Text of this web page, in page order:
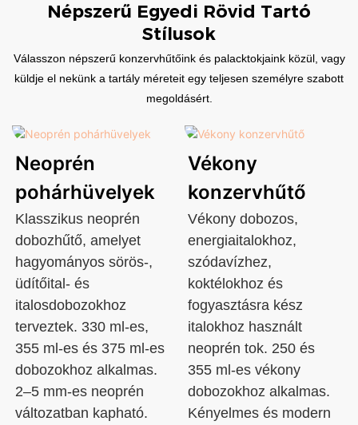
Népszerű Egyedi Rövid Tartó
Stílusok
Válasszon népszerű konzervhűtőink és palacktokjaink közül, vagy
küldje el nekünk a tartály méreteit egy teljesen személyre szabott
megoldásért.
Neoprén
pohárhüvelyek
Klasszikus neoprén
dobozhűtő, amelyet
hagyományos sörös-,
üdítőital- és
italosdobozokhoz
terveztek. 330 ml-es,
355 ml-es és 375 ml-es
dobozokhoz alkalmas.
2–5 mm-es neoprén
változatban kapható.
Vékony
konzervhűtő
Vékony dobozos,
energiaitalokhoz,
szódavízhez,
koktélokhoz és
fogyasztásra kész
italokhoz használt
neoprén tok. 250 és
355 ml-es vékony
dobozokhoz alkalmas.
Kényelmes és modern